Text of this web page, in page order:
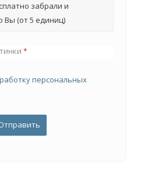
забрали и
Вы (от 5 единиц)
*
персональных